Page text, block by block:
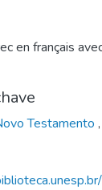
en français
Testamento ,